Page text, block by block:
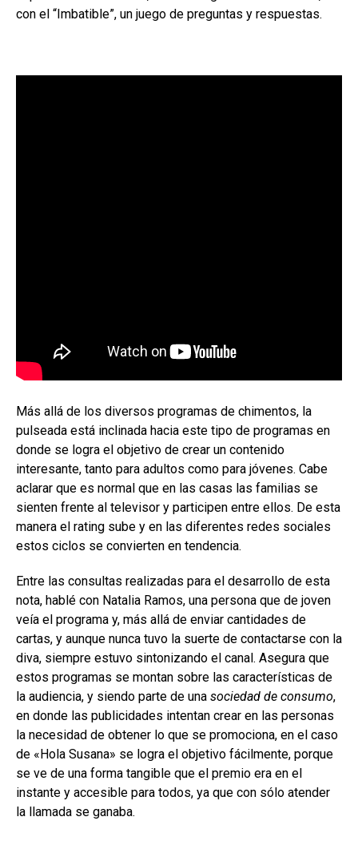
con el “Imbatible”, un juego de preguntas y respuestas.
Más allá de los diversos programas de chimentos, la
pulseada está inclinada hacia este tipo de programas en
donde se logra el objetivo de crear un contenido
interesante, tanto para adultos como para jóvenes. Cabe
aclarar que es normal que en las casas las familias se
sienten frente al televisor y participen entre ellos. De esta
manera el rating sube y en las diferentes redes sociales
estos ciclos se convierten en tendencia.
Entre las consultas realizadas para el desarrollo de esta
nota, hablé con Natalia Ramos, una persona que de joven
veía el programa y, más allá de enviar cantidades de
cartas, y aunque nunca tuvo la suerte de contactarse con la
diva, siempre estuvo sintonizando el canal. Asegura que
estos programas se montan sobre las características de
la audiencia, y siendo parte de una sociedad de consumo,
en donde las publicidades intentan crear en las personas
la necesidad de obtener lo que se promociona, en el caso
de «Hola Susana» se logra el objetivo fácilmente, porque
se ve de una forma tangible que el premio era en el
instante y accesible para todos, ya que con sólo atender
la llamada se ganaba.